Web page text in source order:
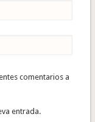
comentarios a
entrada.